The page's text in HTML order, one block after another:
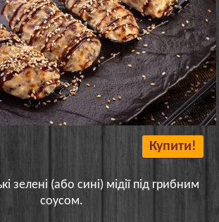
Купити!
зелені (або сині) мідії під грибним
соусом.